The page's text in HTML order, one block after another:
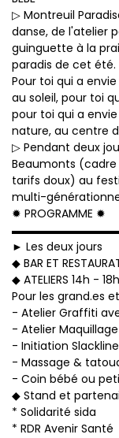
▷ Montreuil
danse, de l'atelier
guinguette à la
paradis de cet été.
Pour toi qui a
au soleil, pour toi
pour toi qui a
nature, au centre
▷ Pendant deux
Beaumonts
tarifs doux) au
multi-
✹ PROGRAMME ✹
► Les deux jours
◆ BAR ET
◆ ATELIERS 14h -
Pour les grand.es
- Atelier Graffiti
- Atelier
- Initiation Slackline
- Massage &
- Coin bébé ou
◆ Stand et
* Solidarité sida
* RDR Avenir Santé